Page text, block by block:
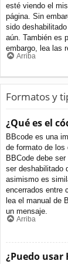
esté viendo el
página. Sin
sido
aún. También es
embargo, lea las
Arriba
Formatos y
¿Qué es el
BBcode es una
de formato de
BBCode debe
ser deshabilitado
asimismo es
encerrados entre
lea el manual de
un mensaje.
Arriba
¿Puedo usar